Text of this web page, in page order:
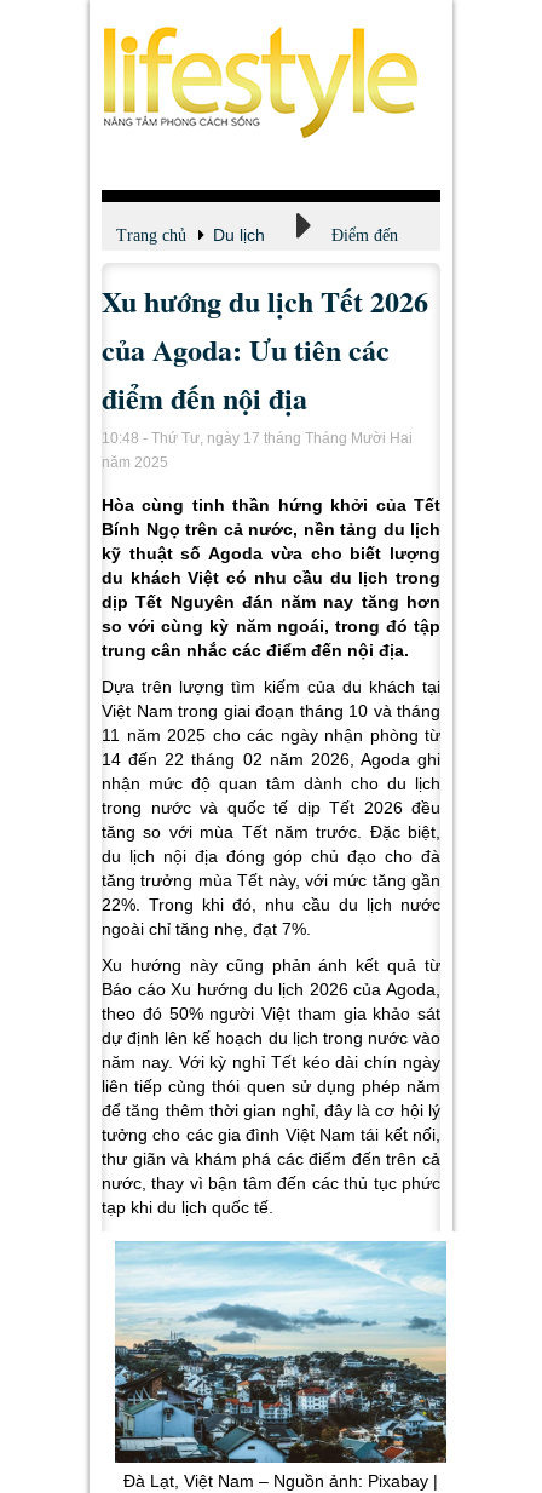
Trang chủ Du lịch Điểm đến
Xu hướng du lịch Tết 2026
của Agoda: Ưu tiên các
điểm đến nội địa
10:48 - Thứ Tư, ngày 17 tháng Tháng Mười Hai
năm 2025
Hòa cùng tinh thần hứng khởi của Tết
Bính Ngọ trên cả nước, nền tảng du lịch
kỹ thuật số Agoda vừa cho biết lượng
du khách Việt có nhu cầu du lịch trong
dịp Tết Nguyên đán năm nay tăng hơn
so với cùng kỳ năm ngoái, trong đó tập
trung cân nhắc các điểm đến nội địa.
Dựa trên lượng tìm kiếm của du khách tại
Việt Nam trong giai đoạn tháng 10 và tháng
11 năm 2025 cho các ngày nhận phòng từ
14 đến 22 tháng 02 năm 2026, Agoda ghi
nhận mức độ quan tâm dành cho du lịch
trong nước và quốc tế dịp Tết 2026 đều
tăng so với mùa Tết năm trước. Đặc biệt,
du lịch nội địa đóng góp chủ đạo cho đà
tăng trưởng mùa Tết này, với mức tăng gần
22%. Trong khi đó, nhu cầu du lịch nước
ngoài chỉ tăng nhẹ, đạt 7%.
Xu hướng này cũng phản ánh kết quả từ
Báo cáo Xu hướng du lịch 2026 của Agoda,
theo đó 50% người Việt tham gia khảo sát
dự định lên kế hoạch du lịch trong nước vào
năm nay. Với kỳ nghỉ Tết kéo dài chín ngày
liên tiếp cùng thói quen sử dụng phép năm
để tăng thêm thời gian nghỉ, đây là cơ hội lý
tưởng cho các gia đình Việt Nam tái kết nối,
thư giãn và khám phá các điểm đến trên cả
nước, thay vì bận tâm đến các thủ tục phức
tạp khi du lịch quốc tế.
Đà Lạt, Việt Nam – Nguồn ảnh: Pixabay |